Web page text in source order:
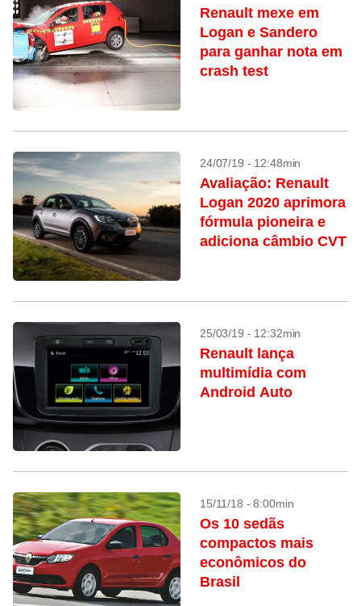
Renault mexe em
Logan e Sandero
para ganhar nota em
crash test
24/07/19 - 12:48min
Avaliação: Renault
Logan 2020 aprimora
fórmula pioneira e
adiciona câmbio CVT
25/03/19 - 12:32min
Renault lança
multimídia com
Android Auto
15/11/18 - 8:00min
Os 10 sedãs
compactos mais
econômicos do
Brasil